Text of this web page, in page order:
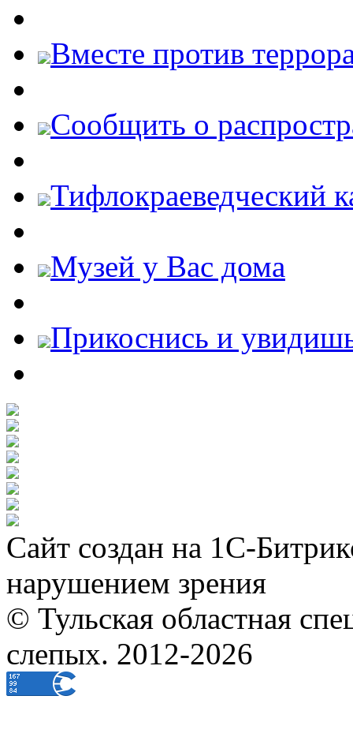
Вместе против
Cообщить о
Тифлокраеведческий
Музей у Вас дома
Прикоснись и
Сайт создан на 1С-
нарушением зрения
© Тульская областная
слепых. 2012-2026